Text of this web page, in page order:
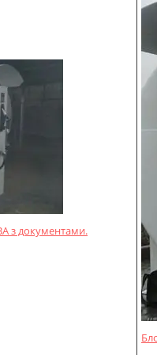
з документами.